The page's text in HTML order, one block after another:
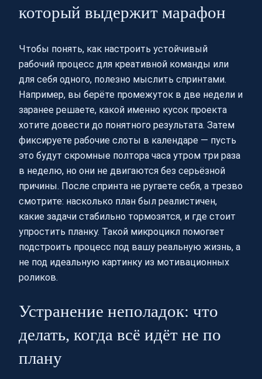
который выдержит марафон
Чтобы понять, как настроить устойчивый
рабочий процесс для креативной команды или
для себя одного, полезно мыслить спринтами.
Например, вы берёте промежуток в две недели и
заранее решаете, какой именно кусок проекта
хотите довести до понятного результата. Затем
фиксируете рабочие слоты в календаре — пусть
это будут скромные полтора часа утром три раза
в неделю, но они не двигаются без серьёзной
причины. После спринта не ругаете себя, а трезво
смотрите: насколько план был реалистичен,
какие задачи стабильно тормозятся, и где стоит
упростить планку. Такой микроцикл помогает
подстроить процесс под вашу реальную жизнь, а
не под идеальную картинку из мотивационных
роликов.
Устранение неполадок: что
делать, когда всё идёт не по
плану